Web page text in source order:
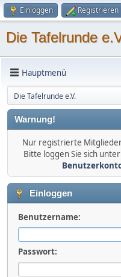
Einloggen Registrieren
Die Tafelrunde
Hauptmenü
Die Tafelrunde e.V.
Warnung!
Nur registrierte
Bitte loggen Sie sich
Einloggen
Benutzername:
Passwort: